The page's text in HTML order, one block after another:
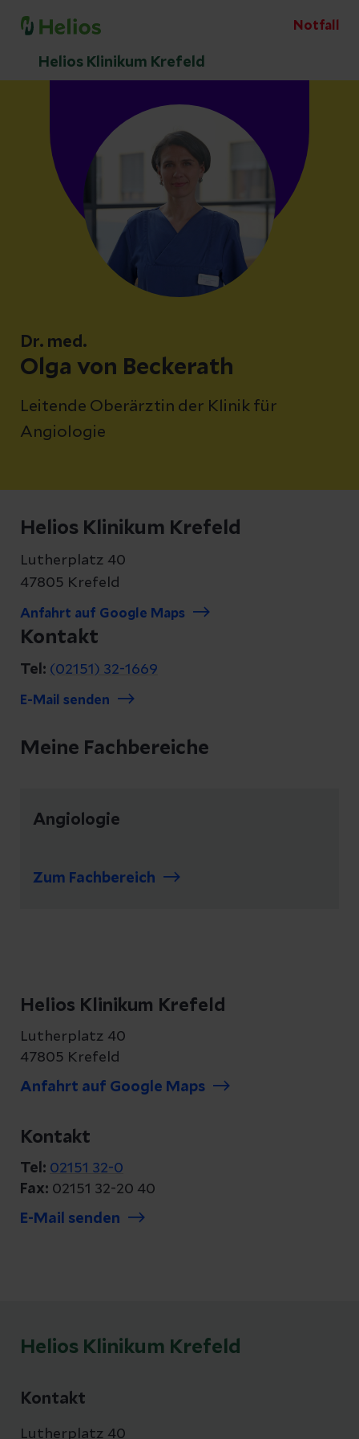
Notfall
Helios Klinikum Krefeld
Dr. med.
Olga von Beckerath
Leitende Oberärztin der Klinik für
Angiologie
Helios Klinikum Krefeld
Lutherplatz 40
47805 Krefeld
Anfahrt auf Google Maps
Kontakt
Tel: (02151) 32-1669
E-Mail senden
Meine Fachbereiche
Angiologie
Zum Fachbereich
Helios Klinikum Krefeld
Lutherplatz 40
47805 Krefeld
Anfahrt auf Google Maps
Kontakt
Tel: 02151 32-0
Fax: 02151 32-20 40
E-Mail senden
Helios Klinikum Krefeld
Kontakt
Lutherplatz 40